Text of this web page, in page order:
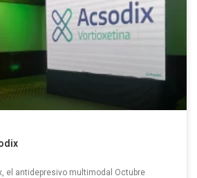
el antidepresivo multimodal Octubre